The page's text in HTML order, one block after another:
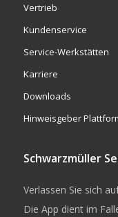
Vertrieb
Kundenservice
Service-Werkstätten
Karriere
Downloads
Hinweisgeber
Schwarzmüller
Verlassen Sie sich
Die App dient im